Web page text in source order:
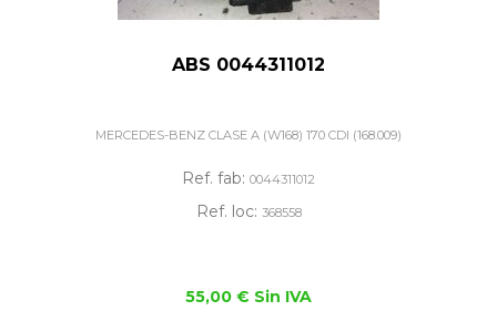
ABS 0044311012
MERCEDES-BENZ CLASE A (W168) 170 CDI (168.009)
Ref. fab: 0044311012
Ref. loc: 368558
55,00 € Sin IVA